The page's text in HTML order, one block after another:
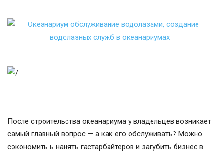
После строительства океанариума у владельцев возникает
самый главный вопрос — а как его обслуживать? Можно
сэкономить ь нанять гастарбайтеров и загубить бизнес в